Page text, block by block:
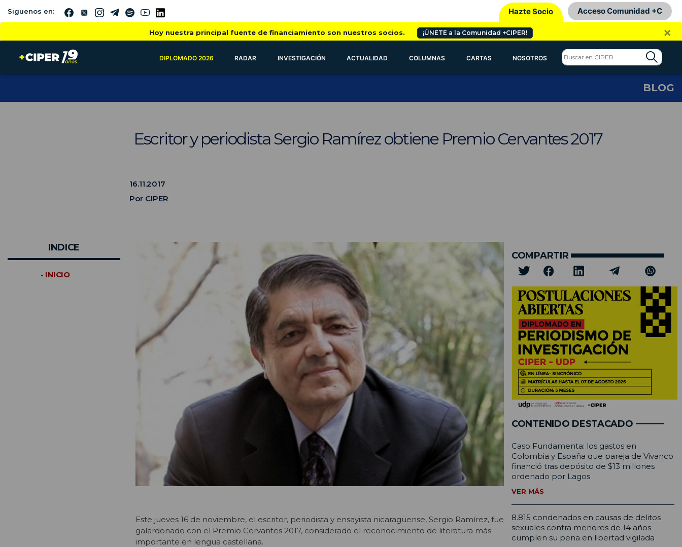
Siguenos en: Hazte Socio Acceso Comunidad +C
Hoy nuestra principal fuente de financiamiento son nuestros socios. ¡ÚNETE a la Comunidad +CIPER! ×
DIPLOMADO 2026 RADAR INVESTIGACIÓN ACTUALIDAD COLUMNAS CARTAS NOSOTROS
BLOG
Escritor y periodista Sergio Ramírez obtiene Premio Cervantes 2017
16.11.2017
Por CIPER
INDICE
- INICIO
Este jueves 16 de noviembre, el escritor, periodista y ensayista nicaragüense, Sergio Ramírez, fue
galardonado con el Premio Cervantes 2017, considerado el reconocimiento de literatura más
importante en lengua castellana.
COMPARTIR
CONTENIDO DESTACADO
Caso Fundamenta: los gastos en
Colombia y España que pareja de Vivanco
financió tras depósito de $13 millones
ordenado por Lagos
VER MÁS
8.815 condenados en causas de delitos
sexuales contra menores de 14 años
cumplen su pena en libertad vigilada